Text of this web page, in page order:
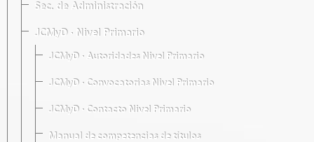
Sec. de Administración
JCMyD · Nivel Primario
JCMyD · Autoridades Nivel Primario
JCMyD · Convocatorias Nivel Primario
JCMyD · Contacto Nivel Primario
Manual de competencias de títulos